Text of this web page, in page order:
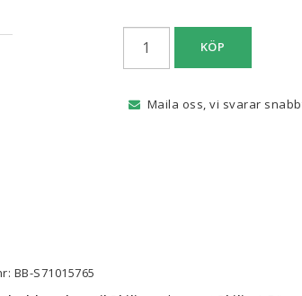
KÖP
Maila oss, vi svarar
BB-S71015765